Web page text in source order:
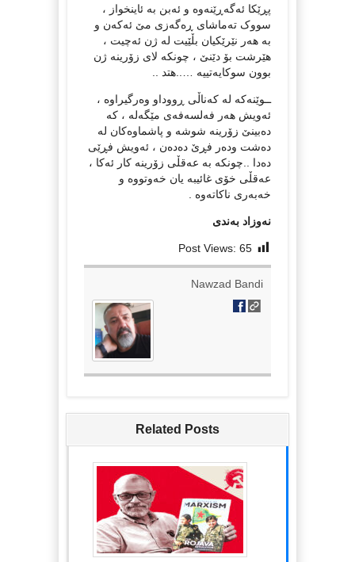
پڕێکا ئەگەڕێنەوە و ئەبن بە ئاینخواز ،
سووک تەماشای ڕەگەزی مێ ئەکەن و
بە هەر نێرێکیان بڵێیت لە ژن ئەچیت ،
هێرشت بۆ دێنێ ، چونکە لای زۆرینە ژن
بوون سوکایەتییە …..هتد ..
ــوێنەکە لە کەناڵی ڕووداو وەرگیراوە ،
ئەویش هەر فەلسەفەی مێگەلە ، کە
دەبینێ زۆرینە شوشە و پاشماوەکان لە
دەشت ودەر فڕێ دەدەن ، ئەویش فڕێی
دەدا ..چونکە بە عەقڵی زۆرینە کار ئەکا ،
عەقڵی خۆی غائیبە یان خەوتووە و
خەبەری ناکاتەوە .
نەوزاد بەندی
Post Views: 65
Nawzad Bandi
Related Posts